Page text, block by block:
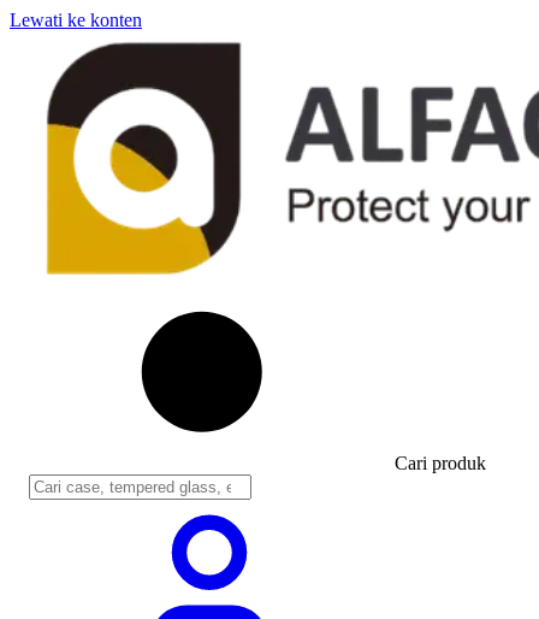
Lewati ke konten
Cari produk